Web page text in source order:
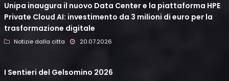
Unipa inaugura il nuovo Data Center e la piattaforma HPE
Private Cloud AI: investimento da 3 milioni di euro per la
trasformazione digitale
Notizie dalla citta 20.07.2026
I Sentieri del Gelsomino 2026